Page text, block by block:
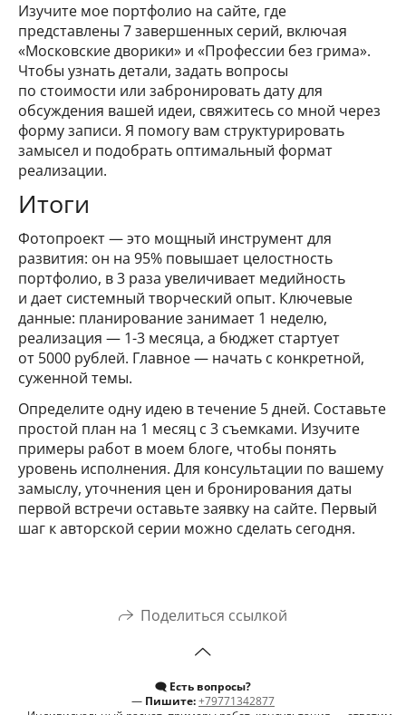
Изучите мое портфолио на сайте, где
представлены 7 завершенных серий, включая
«Московские дворики» и «Профессии без грима».
Чтобы узнать детали, задать вопросы
по стоимости или забронировать дату для
обсуждения вашей идеи, свяжитесь со мной через
форму записи. Я помогу вам структурировать
замысел и подобрать оптимальный формат
реализации.
Итоги
Фотопроект — это мощный инструмент для
развития: он на 95% повышает целостность
портфолио, в 3 раза увеличивает медийность
и дает системный творческий опыт. Ключевые
данные: планирование занимает 1 неделю,
реализация — 1-3 месяца, а бюджет стартует
от 5000 рублей. Главное — начать с конкретной,
суженной темы.
Определите одну идею в течение 5 дней. Составьте
простой план на 1 месяц с 3 съемками. Изучите
примеры работ в моем блоге, чтобы понять
уровень исполнения. Для консультации по вашему
замыслу, уточнения цен и бронирования даты
первой встречи оставьте заявку на сайте. Первый
шаг к авторской серии можно сделать сегодня.
Поделиться ссылкой
🗨️ Есть вопросы?
— Пишите:+79771342877